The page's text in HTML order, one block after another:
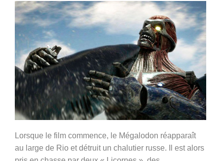
Lorsque le film commence, le Mégalodon réapparaît
au large de Rio et détruit un chalutier russe. Il est alors